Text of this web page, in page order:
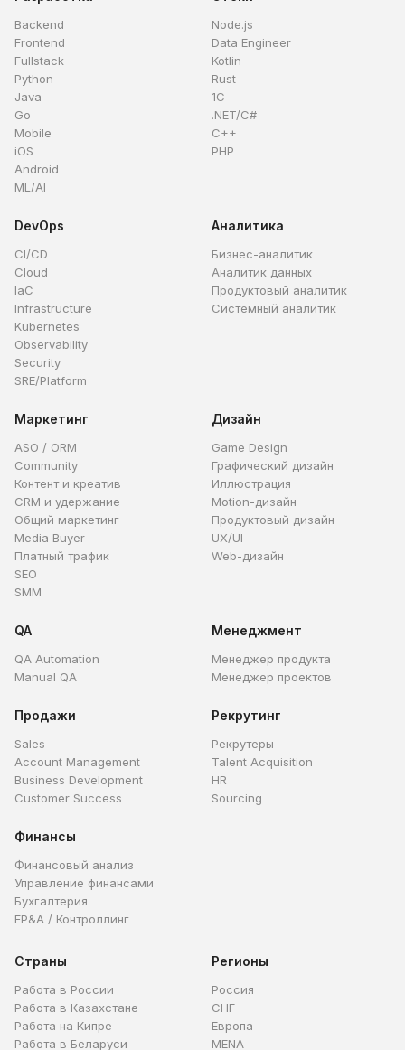
Backend
Frontend
Fullstack
Python
Java
Go
Mobile
iOS
Android
ML/AI
Node.js
Data Engineer
Kotlin
Rust
1C
.NET/C#
C++
PHP
DevOps
CI/CD
Cloud
IaC
Infrastructure
Kubernetes
Observability
Security
SRE/Platform
Аналитика
Бизнес-аналитик
Аналитик данных
Продуктовый аналитик
Системный аналитик
Маркетинг
ASO / ORM
Community
Контент и креатив
CRM и удержание
Общий маркетинг
Media Buyer
Платный трафик
SEO
SMM
Дизайн
Game Design
Графический дизайн
Иллюстрация
Motion-дизайн
Продуктовый дизайн
UX/UI
Web-дизайн
QA
QA Automation
Manual QA
Менеджмент
Менеджер продукта
Менеджер проектов
Продажи
Sales
Account Management
Business Development
Customer Success
Рекрутинг
Рекрутеры
Talent Acquisition
HR
Sourcing
Финансы
Финансовый анализ
Управление финансами
Бухгалтерия
FP&A / Контроллинг
Страны
Работа в России
Работа в Казахстане
Работа на Кипре
Работа в Беларуси
Регионы
Россия
СНГ
Европа
MENA